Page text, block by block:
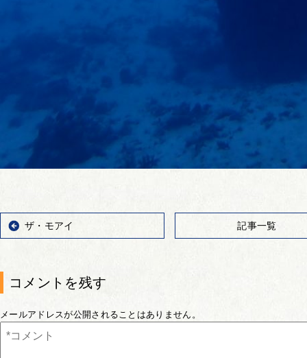
ザ・モアイ 記事一覧
コメントを残す
メールアドレスが公開されることはありません。